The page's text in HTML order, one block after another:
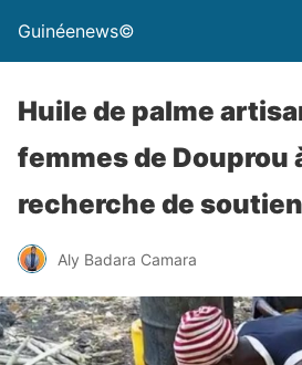
Guinéenews©
Huile de palme
femmes de Douprou
recherche de soutien
Aly Badara Camara